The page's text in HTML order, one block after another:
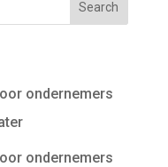
ondernemers
ondernemers